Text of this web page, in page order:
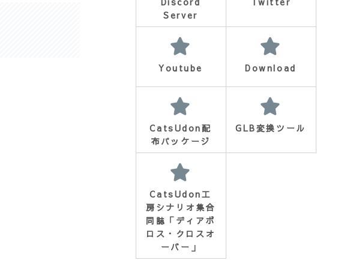
Server
Youtube Download
CatsUdon配
布パッケージ
GLB変換ツール
CatsUdon工
房シナリオ集合
同誌「ディアボ
ロス・クロスオ
ーバー」